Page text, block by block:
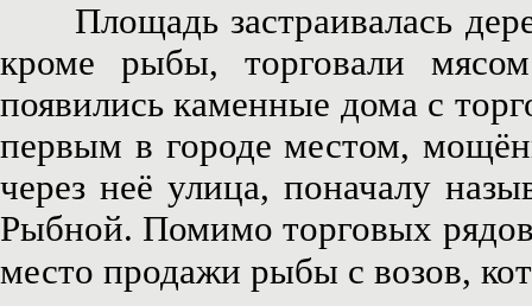
Площадь застраивалась
кроме рыбы, торговали
появились каменные дома с
первым в городе местом,
через неё улица, поначалу
Рыбной. Помимо торговых
место продажи рыбы с возов,